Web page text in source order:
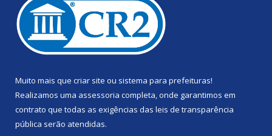
Muito mais que criar site ou sistema para prefeituras!
Realizamos uma assessoria completa, onde garantimos em
contrato que todas as exigências das leis de transparência
pública serão atendidas.